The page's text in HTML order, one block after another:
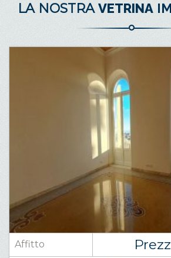
LA NOSTRAVETRINA
Affitto